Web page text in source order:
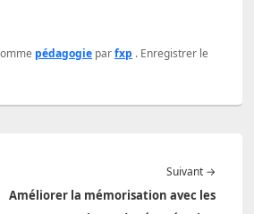
pédagogie parfxp . Enregistrer le
Suivant →
suivant :
Améliorer la mémorisation avec les